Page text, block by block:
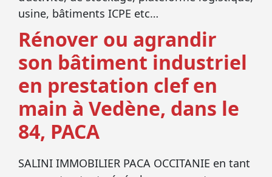
usine, bâtiments ICPE etc…
Rénover ou agrandir
son bâtiment industriel
en prestation clef en
main à Vedène, dans le
84, PACA
SALINI IMMOBILIER PACA OCCITANIE en tant